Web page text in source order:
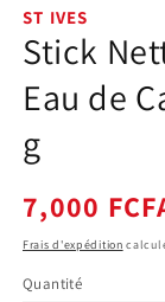
une
fenêtre
modale
ST IVES
Stick
Eau de
g
Prix
habituel
7,000
Frais d'expédition
Quantité
Quantité